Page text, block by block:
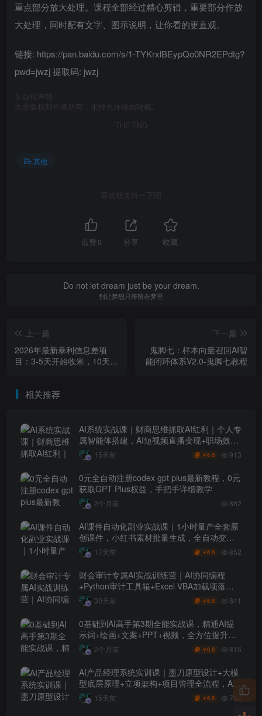
重点部分放大处理。课程全部经过精心剪辑，重要部分作放
大处理，同时配有文字、图示说明，让你看的更直观。
链接: https://pan.baidu.com/s/1-TYKrxlBEypQo0NR2EPdtg?
pwd=jwzj 提取码: jwzj
版权声明
文章版权归作者所有，未经允许请勿转载。
THE END
其他
喜欢就支持一下吧
点赞 0 分享 收藏
Do not let dream just be your dream.
别让梦想只停留在梦里
上一篇
2026年最新暴利信息差项
目：3-5天开始收米，10天后
下一篇
鬼脚七：样本向量召回AI智
能闭环体系V2.0-鬼脚七教程
相关推荐
AI系统实战课｜财商思维抓取AI红利｜个人专
属智能体搭建，AI短视频直播变现+职场效率
升级全套教程
15天前 ￥6.6 913
0元全自动注册codex gpt plus最新教程，0元
获取GPT Plus权益，手把手详细教学
2个月前 882
AI课件自动化副业实战课｜1小时量产全套原
创课件，小红书素材批量生成，全自动变现
管线复刻，半年卖3000单
17天前 ￥6.6 852
财会审计专属AI实战训练营｜AI协同编程
+Python审计工具箱+Excel VBA加载项落地
（更新0710）
30天前 ￥6.6 841
0基础到AI高手第3期全能实战课，精通AI提
示词+绘画+文案+PPT+视频，全方位提升效
率与副业收益
2个月前 ￥6.6 816
AI产品经理系统实训课｜墨刀原型设计+大模
型底层原理+立项架构+项目管理全流程，AI
产品落地实战教程
15天前 ￥6.6 764